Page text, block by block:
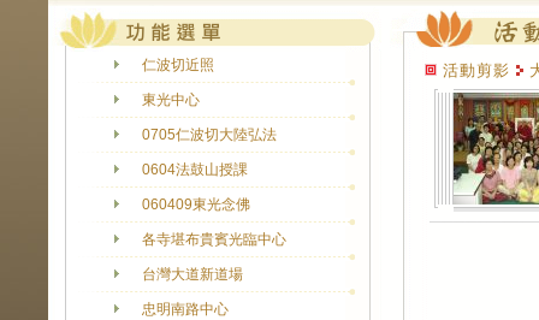
仁波切近照
東光中心
0705仁波切大陸弘法
0604法鼓山授課
060409東光念佛
各寺堪布貴賓光臨中心
台灣大道新道場
忠明南路中心
活動剪影